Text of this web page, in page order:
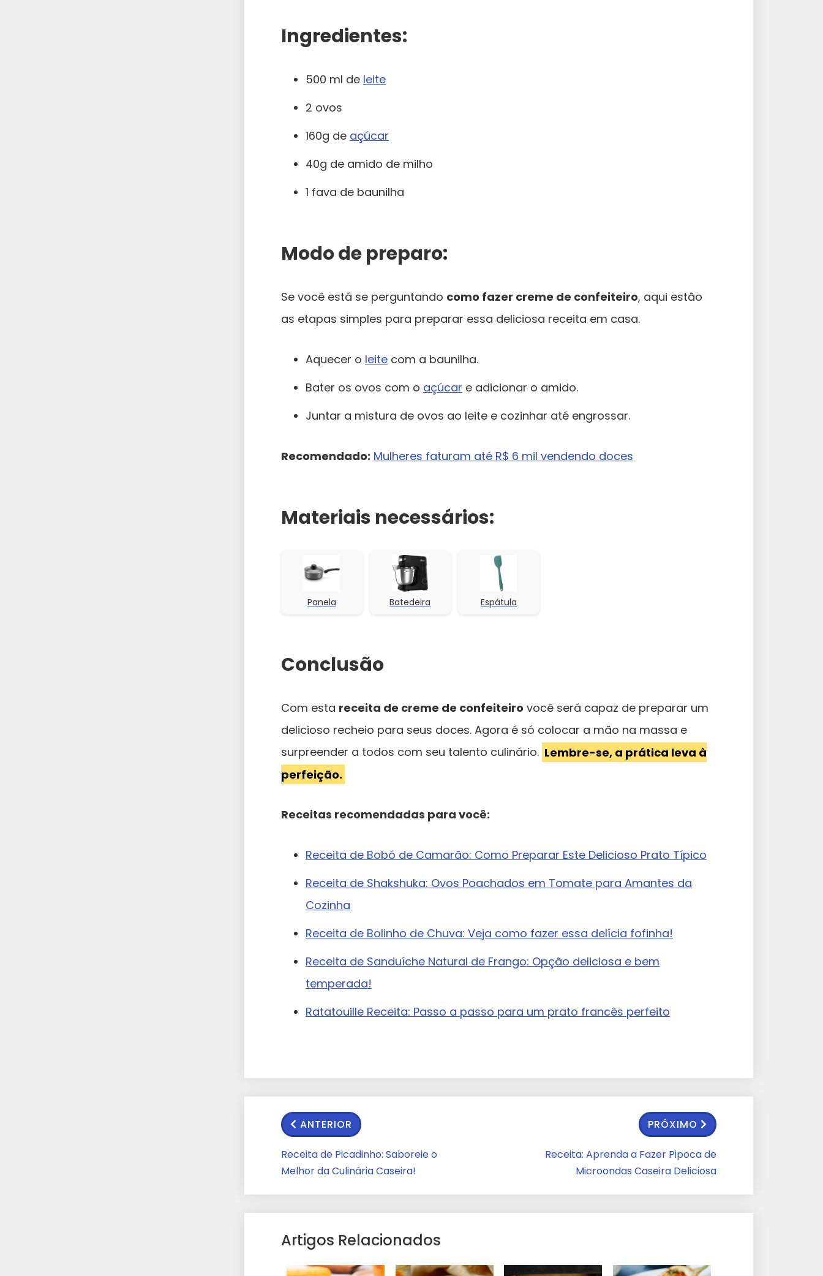
Ingredientes:
500 ml de leite
2 ovos
160g de açúcar
40g de amido de milho
1 fava de baunilha
Modo de preparo:
Se você está se perguntando como fazer creme de confeiteiro, aqui estão
as etapas simples para preparar essa deliciosa receita em casa.
Aquecer o leite com a baunilha.
Bater os ovos com o açúcar e adicionar o amido.
Juntar a mistura de ovos ao leite e cozinhar até engrossar.
Recomendado: Mulheres faturam até R$ 6 mil vendendo doces
Materiais necessários:
Panela Batedeira Espátula
Conclusão
Com esta receita de creme de confeiteiro você será capaz de preparar um
delicioso recheio para seus doces. Agora é só colocar a mão na massa e
surpreender a todos com seu talento culinário. Lembre-se, a prática leva à
perfeição.
Receitas recomendadas para você:
Receita de Bobó de Camarão: Como Preparar Este Delicioso Prato Típico
Receita de Shakshuka: Ovos Poachados em Tomate para Amantes da
Cozinha
Receita de Bolinho de Chuva: Veja como fazer essa delícia fofinha!
Receita de Sanduíche Natural de Frango: Opção deliciosa e bem
temperada!
Ratatouille Receita: Passo a passo para um prato francês perfeito
ANTERIOR
Receita de Picadinho: Saboreie o
Melhor da Culinária Caseira!
PRÓXIMO
Receita: Aprenda a Fazer Pipoca de
Microondas Caseira Deliciosa
Artigos Relacionados